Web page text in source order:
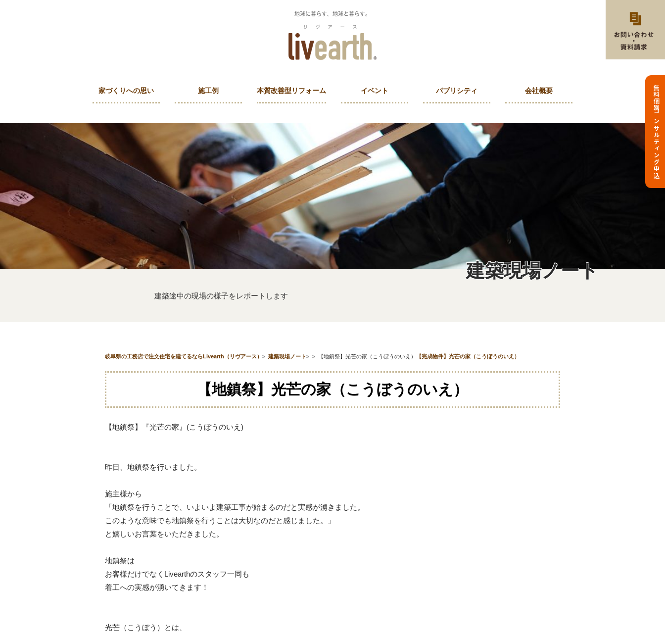
地球に暮らす、地球と暮らす。
無料個別コンサルティング申込
家づくりへの思い 施工例 本質改善型リフォーム イベント パブリシティ 会社概要
建築現場ノート
建築途中の現場の様子をレポートします
岐阜県の工務店で注文住宅を建てるならLivearth（リヴアース） > 建築現場ノート> 【完成物件】光芒の家（こうぼうのいえ）
> 【地鎮祭】光芒の家（こうぼうのいえ）
【地鎮祭】光芒の家（こうぼうのいえ）
【地鎮祭】『光芒の家』(こうぼうのいえ)
昨日、地鎮祭を行いました。
施主様から
「地鎮祭を行うことで、いよいよ建築工事が始まるのだと実感が湧きました。
このような意味でも地鎮祭を行うことは大切なのだと感じました。」
と嬉しいお言葉をいただきました。
地鎮祭は
お客様だけでなくLivearthのスタッフ一同も
着工への実感が湧いてきます！
光芒（こうぼう）とは、